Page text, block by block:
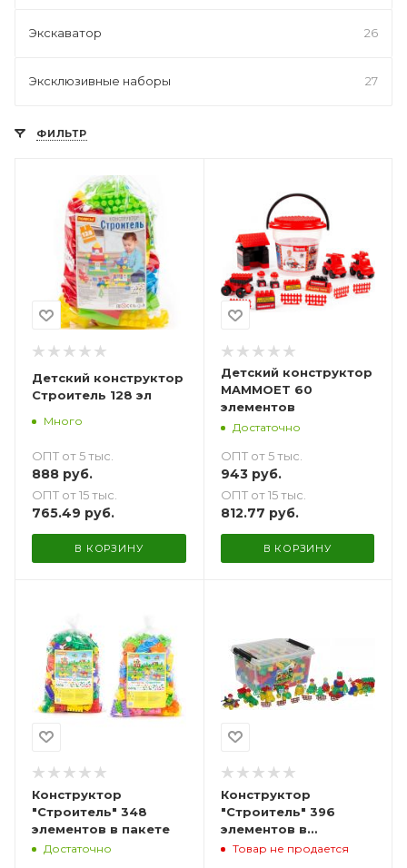
Экскаватор 26
Эксклюзивные наборы 27
ФИЛЬТР
Детский конструктор
Строитель 128 эл
Много
ОПТ от 5 тыс.
888 руб.
ОПТ от 15 тыс.
765.49 руб.
В КОРЗИНУ
Детский конструктор
MAMMOET 60
элементов
Достаточно
ОПТ от 5 тыс.
943руб.
ОПТ от 15 тыс.
812.77 руб.
В КОРЗИНУ
Конструктор
"Строитель" 348
элементов в пакете
Достаточно
Конструктор
"Строитель" 396
элементов в
контейнере
Товар не продается